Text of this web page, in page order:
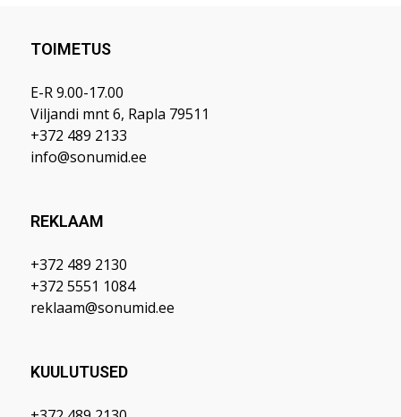
TOIMETUS
E-R 9.00-17.00
Viljandi mnt 6, Rapla 79511
+372 489 2133
info@sonumid.ee
REKLAAM
+372 489 2130
+372 5551 1084
reklaam@sonumid.ee
KUULUTUSED